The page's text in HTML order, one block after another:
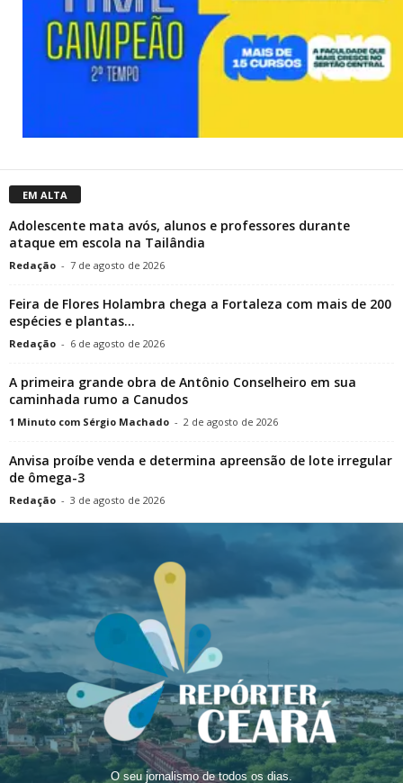
EM ALTA
Adolescente mata avós, alunos e professores durante
ataque em escola na Tailândia
Redação - 7 de agosto de 2026
Feira de Flores Holambra chega a Fortaleza com mais de 200
espécies e plantas...
Redação - 6 de agosto de 2026
A primeira grande obra de Antônio Conselheiro em sua
caminhada rumo a Canudos
1 Minuto com Sérgio Machado - 2 de agosto de 2026
Anvisa proíbe venda e determina apreensão de lote irregular
de ômega-3
Redação - 3 de agosto de 2026
O seu jornalismo de todos os dias.